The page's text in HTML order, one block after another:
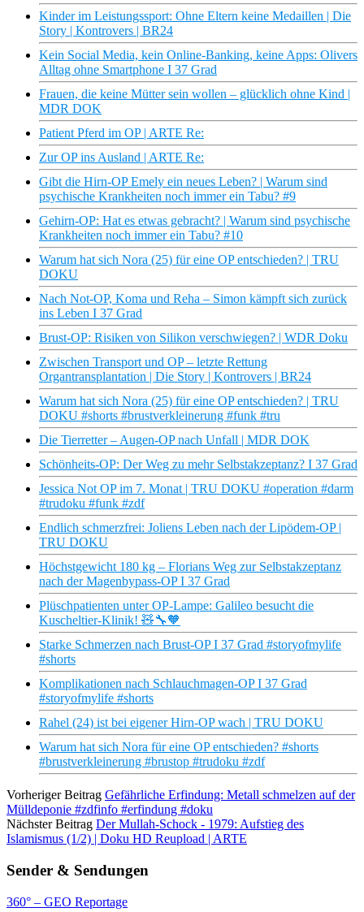
Kinder im Leistungssport: Ohne Eltern keine Medaillen | Die
Story | Kontrovers | BR24
Kein Social Media, kein Online-Banking, keine Apps: Olivers
Alltag ohne Smartphone I 37 Grad
Frauen, die keine Mütter sein wollen – glücklich ohne Kind |
MDR DOK
Patient Pferd im OP | ARTE Re:
Zur OP ins Ausland | ARTE Re:
Gibt die Hirn-OP Emely ein neues Leben? | Warum sind
psychische Krankheiten noch immer ein Tabu? #9
Gehirn-OP: Hat es etwas gebracht? | Warum sind psychische
Krankheiten noch immer ein Tabu? #10
Warum hat sich Nora (25) für eine OP entschieden? | TRU
DOKU
Nach Not-OP, Koma und Reha – Simon kämpft sich zurück
ins Leben I 37 Grad
Brust-OP: Risiken von Silikon verschwiegen? | WDR Doku
Zwischen Transport und OP – letzte Rettung
Organtransplantation | Die Story | Kontrovers | BR24
Warum hat sich Nora (25) für eine OP entschieden? | TRU
DOKU #shorts #brustverkleinerung #funk #tru
Die Tierretter – Augen-OP nach Unfall | MDR DOK
Schönheits-OP: Der Weg zu mehr Selbstakzeptanz? I 37 Grad
Jessica Not OP im 7. Monat | TRU DOKU #operation #darm
#trudoku #funk #zdf
Endlich schmerzfrei: Joliens Leben nach der Lipödem-OP |
TRU DOKU
Höchstgewicht 180 kg – Florians Weg zur Selbstakzeptanz
nach der Magenbypass-OP I 37 Grad
Plüschpatienten unter OP-Lampe: Galileo besucht die
Kuscheltier-Klinik! 🧸🔧🧡
Starke Schmerzen nach Brust-OP I 37 Grad #storyofmylife
#shorts
Komplikationen nach Schlauchmagen-OP I 37 Grad
#storyofmylife #shorts
Rahel (24) ist bei eigener Hirn-OP wach | TRU DOKU
Warum hat sich Nora für eine OP entschieden? #shorts
#brustverkleinerung #brustop #trudoku #zdf
Vorheriger Beitrag Gefährliche Erfindung: Metall schmelzen auf der
Mülldeponie #zdfinfo #erfindung #doku
Nächster Beitrag Der Mullah-Schock - 1979: Aufstieg des
Islamismus (1/2) | Doku HD Reupload | ARTE
Sender & Sendungen
360° – GEO Reportage